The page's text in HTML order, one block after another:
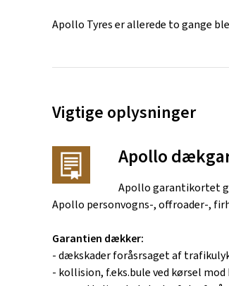
Apollo Tyres er allerede to gange
Vigtige oplysninger
Apollo
Apollo garantikortet
Apollo personvogns-, offroader-,
Garantien dækker:
- dækskader foråsrsaget af
- kollision, f.eks.bule ved kørsel